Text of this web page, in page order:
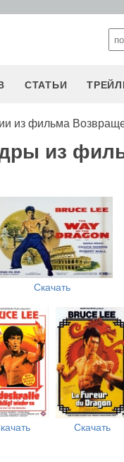
СТАТЬИ
из фильма
из
Скачать
Скачать